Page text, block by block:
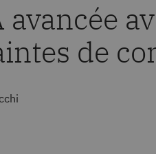
avancée
de